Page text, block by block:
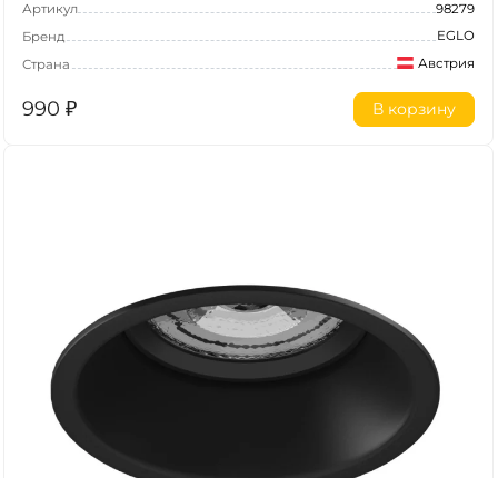
Артикул
98279
Бренд
EGLO
Страна
Австрия
990 ₽ В корзину